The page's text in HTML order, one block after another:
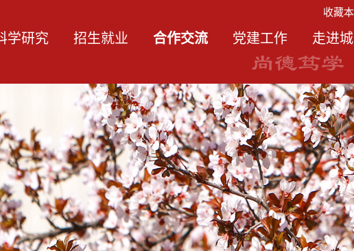
收藏
学研究 招生就业 合作交流 党建工作 走进